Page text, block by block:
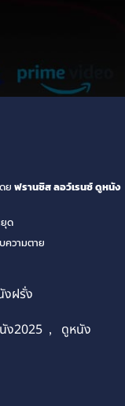
ย ฟรานซิส ลอว์เรนซ์ดูหนัง
ด
ความตาย
งฝรั่ง
ง2025 ,
ดูหนัง